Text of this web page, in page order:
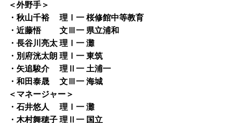
＜外野手＞
・秋山千裕 理Ⅰ一 桜修館中等教育
・近藤悟 文Ⅲ一 県立浦和
・長谷川亮太 理Ⅰ一 灘
・別府洸太朗 理Ⅰ一 東筑
・矢追駿介 理Ⅱ一 土浦一
・和田泰晟 文Ⅲ一 海城
＜マネージャー＞
・石井悠人 理Ⅰ一 灘
・木村舞穂子 理Ⅱ一 国立